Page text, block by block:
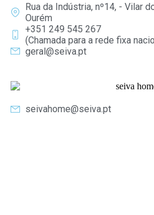
Rua da Indústria, nº14, - Vilar
Ourém
+351 249 545 267
(Chamada para a rede fixa
geral@seiva.pt
seivahome@seiva.pt